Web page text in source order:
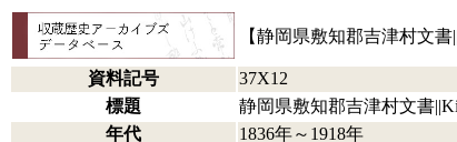
【静岡県敷知郡吉津村文書
資料記号
37X12
標題
静岡県敷知郡吉津村文書
年代
1836年～1918年